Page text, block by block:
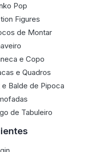
Pop
Figures
de Montar
e Copo
e Quadros
e Balde de Pipoca
de Tabuleiro